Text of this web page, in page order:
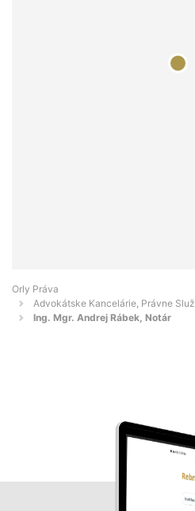
Orly Práva
Advokátske Kancelárie, Právne
Ing. Mgr. Andrej Rábek, Notár